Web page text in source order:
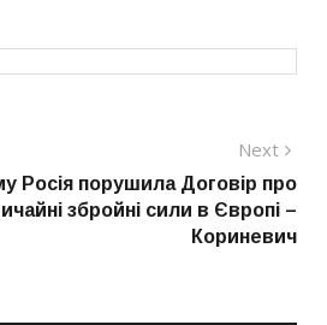
Next
post:
Росія порушила Договір про
збройні сили в Європі –
Кориневич